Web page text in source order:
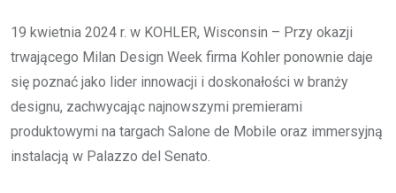
19 kwietnia 2024 r. w KOHLER, Wisconsin – Przy okazji
trwającego Milan Design Week firma Kohler ponownie daje
się poznać jako lider innowacji i doskonałości w branży
designu, zachwycając najnowszymi premierami
produktowymi na targach Salone de Mobile oraz immersyjną
instalacją w Palazzo del Senato.